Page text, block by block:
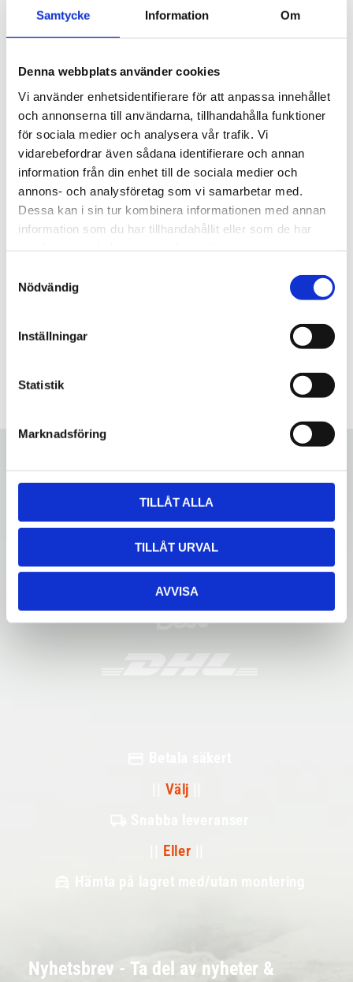
Samtycke Information Om
Denna webbplats använder cookies
Vi använder enhetsidentifierare för att anpassa innehållet
och annonserna till användarna, tillhandahålla funktioner
för sociala medier och analysera vår trafik. Vi
vidarebefordrar även sådana identifierare och annan
information från din enhet till de sociala medier och
annons- och analysföretag som vi samarbetar med.
Dessa kan i sin tur kombinera informationen med annan
information som du har tillhandahållit eller som de har
Nödvändig
Inställningar
Statistik
Marknadsföring
TILLÅT ALLA
TILLÅT URVAL
AVVISA
3 945kr
Välj
Eller
Hämta på lagret med/utan montering
Nyhetsbrev - Ta del av nyheter &